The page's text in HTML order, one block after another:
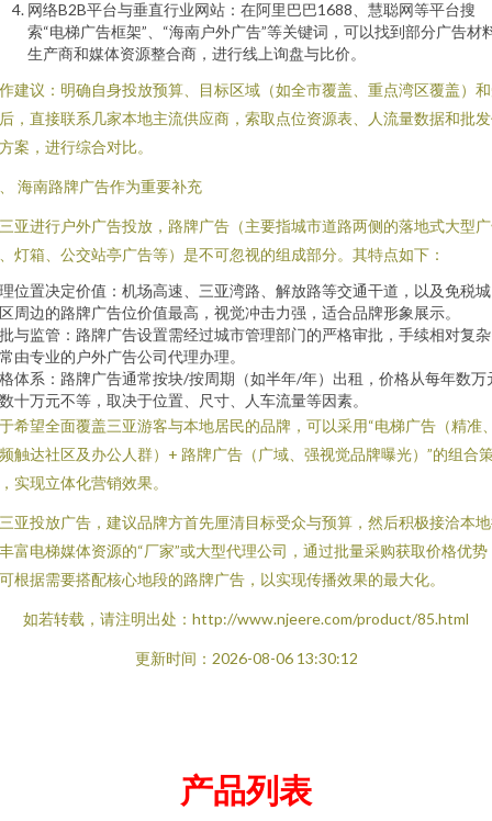
网络B2B平台与垂直行业网站：在阿里巴巴1688、慧聪网等平台搜
索“电梯广告框架”、“海南户外广告”等关键词，可以找到部分广告材
生产商和媒体资源整合商，进行线上询盘与比价。
建议：明确自身投放预算、目标区域（如全市覆盖、重点湾区覆盖）
，直接联系几家本地主流供应商，索取点位资源表、人流量数据和批
案，进行综合对比。
海南路牌广告作为重要补充
亚进行户外广告投放，路牌广告（主要指城市道路两侧的落地式大型
灯箱、公交站亭广告等）是不可忽视的组成部分。其特点如下：
位置决定价值：机场高速、三亚湾路、解放路等交通干道，以及免税
周边的路牌广告位价值最高，视觉冲击力强，适合品牌形象展示。
与监管：路牌广告设置需经过城市管理部门的严格审批，手续相对复
由专业的户外广告公司代理办理。
体系：路牌广告通常按块/按周期（如半年/年）出租，价格从每年数万
十万元不等，取决于位置、尺寸、人车流量等因素。
希望全面覆盖三亚游客与本地居民的品牌，可以采用“电梯广告（精准
触达社区及办公人群）+ 路牌广告（广域、强视觉品牌曝光）”的组合
实现立体化营销效果。
亚投放广告，建议品牌方首先厘清目标受众与预算，然后积极接洽本
富电梯媒体资源的“厂家”或大型代理公司，通过批量采购获取价格优势
根据需要搭配核心地段的路牌广告，以实现传播效果的最大化。
如若转载，请注明出处：http://www.njeere.com/product/85.html
更新时间：2026-08-06 13:30:12
产品列表